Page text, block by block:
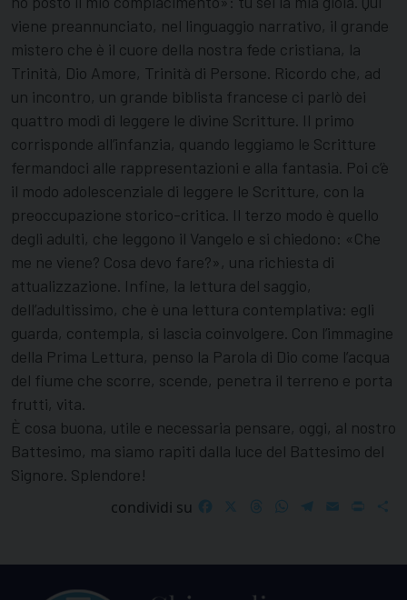
viene preannunciato, nel linguaggio narrativo, il grande
mistero che è il cuore della nostra fede cristiana, la
Trinità, Dio Amore, Trinità di Persone. Ricordo che, ad
un incontro, un grande biblista francese ci parlò dei
quattro modi di leggere le divine Scritture. Il primo
corrisponde all’infanzia, quando leggiamo le Scritture
fermandoci alle rappresentazioni e alla fantasia. Poi c’è
il modo adolescenziale di leggere le Scritture, con la
preoccupazione storico-critica. Il terzo modo è quello
degli adulti, che leggono il Vangelo e si chiedono: «Che
me ne viene? Cosa devo fare?», una richiesta di
attualizzazione. Infine, la lettura del saggio,
dell’adultissimo, che è una lettura contemplativa: egli
guarda, contempla, si lascia coinvolgere. Con l’immagine
della Prima Lettura, penso la Parola di Dio come l’acqua
del fiume che scorre, scende, penetra il terreno e porta
frutti, vita.
È cosa buona, utile e necessaria pensare, oggi, al nostro
Battesimo, ma siamo rapiti dalla luce del Battesimo del
Signore. Splendore!
condividi su
FacebookThreadsWhatsApp
Telegram
EmailPrint